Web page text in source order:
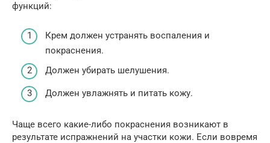
функций:
Крем должен устранять воспаления и
покраснения.
Должен убирать шелушения.
Должен увлажнять и питать кожу.
Чаще всего какие-либо покраснения возникают в
результате испражнений на участки кожи. Если вовремя